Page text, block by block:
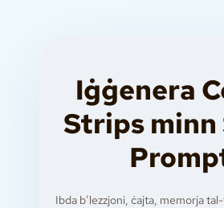
Iġġenera
Strips
Ibda b’lezzjoni, ċajta, memorja